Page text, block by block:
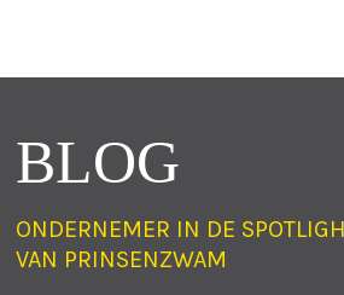
BLOG
ONDERNEMER IN DE
VAN PRINSENZWAM